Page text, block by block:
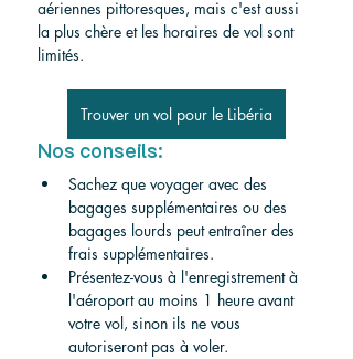
aériennes pittoresques, mais c'est aussi
la plus chère et les horaires de vol sont
limités.
Trouver un vol pour le Libéria
Nos conseils:
Sachez que voyager avec des
bagages supplémentaires ou des
bagages lourds peut entraîner des
frais supplémentaires.
Présentez-vous à l'enregistrement à
l'aéroport au moins 1 heure avant
votre vol, sinon ils ne vous
autoriseront pas à voler.